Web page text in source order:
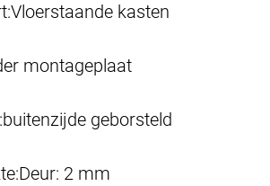
Vloerstaande kasten
montageplaat
buitenzijde geborsteld
Deur: 2 mm